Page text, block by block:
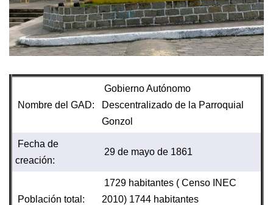
Nombre del GAD:
Gobierno Autónomo
Descentralizado de la Parroquial
Gonzol
Fecha de
creación:
29 de mayo de 1861
Población total:
1729 habitantes ( Censo INEC
2010) 1744 habitantes